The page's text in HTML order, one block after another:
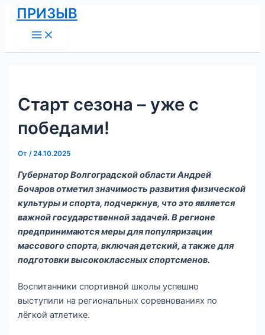
Перейти
содержимому
ПРИЗЫВ
Menu
Старт сезона – уже с
победами!
От/24.10.2025
Губернатор Волгоградской области Андрей
Бочаров отметил значимость развития физической
культуры и спорта, подчеркнув, что это является
важной государственной задачей. В регионе
предпринимаются меры для популяризации
массового спорта, включая детский, а также для
подготовки высококлассных спортсменов.
Воспитанники спортивной школы успешно
выступили на региональных соревнованиях по
лёгкой атлетике.
Навигация
по
записям